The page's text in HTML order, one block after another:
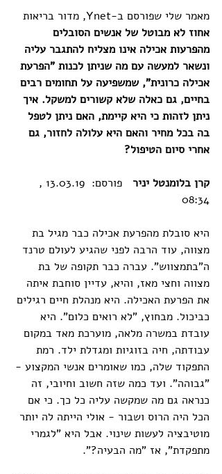
מאמר שלי שפורסם ב-Ynet, מדור בריאות
אחוז לא מבוטל של אנשים הסובלים
מהפרעות אכילה אינו מצליח להתגבר עליה
ונשאר למעשה עם מה שניתן לכנות "הפרעת
אכילה כרונית", שמשפיעה על תחומים רבים
בחיים, גם כאלה שלא קשורים למשקל. איך
ניתן לזהות כי היא קיימת, האם ניתן לטפל
בה בכל מחיר והאם היא עלולה לחזור, גם
אחרי סיום הטיפול?
קרן בלומנטל יניר
   פורסם:  13.03.19 ,
08:34
היא סובלת מהפרעת אכילה כבר מגיל בת
מצווה, עוד הרבה לפני שהגיע לעולם טרנד
ה"בתמצווש". עברה כבר תקופה של בת
מצווה וחצי מאז, והיא, עדיין סוחבת איתה
את הפרעת האכילה. היא מנהלת חיים רגילים
כביכול. מבחוץ, "לא רואים כלום". היא
עובדת במשרה מלאה, מוערכת מאד במקום
עבודתה, חיה בזוגיות ומגדלת ילד. רמת
התפקוד שלה, כמו שאומרים אנשי המקצוע -
"גבוהה". ועד כמה שזה חשוב וחיובי, זה
כנראה גם מה שמקשה עליה כל כך. כי אם
הכל היה הרוס ושבור - אולי הייתה לה יותר
מוטיבציה לעשות שינוי. אבל היא "לגמרי
מתפקדת", אז "מה הבעיה?".